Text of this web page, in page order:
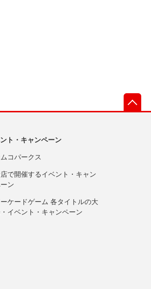
ト・キャンペーン
コパークス
で開催するイベント・キャン
ン
ケードゲーム 各タイトルの大
イベント・キャンペーン